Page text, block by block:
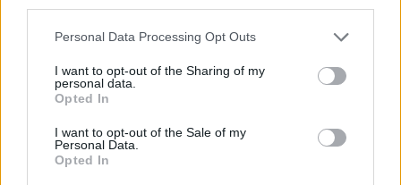
Personal Data Processing Opt Outs
I want to opt-out of the Sharing of my
personal data.
Opted In
I want to opt-out of the Sale of my
Personal Data.
Opted In
South Ring Mall έναντι 49,35
εκατ. ευρώ
Β.Σ. Καρούλιας: Τζίρος 98,7 εκατ. ευρώ και αύξηση κερδών 57% - Τα